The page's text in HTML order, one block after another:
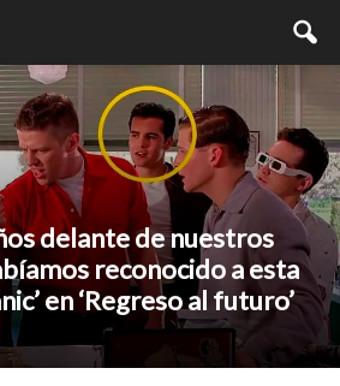
delante de nuestros
reconocido a esta
en ‘Regreso al futuro’